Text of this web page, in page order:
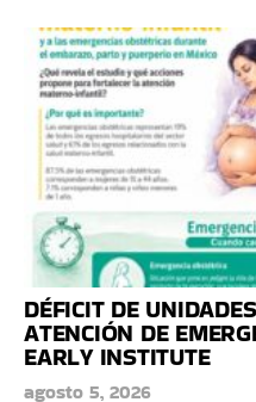
DÉFICIT DE
ATENCIÓN DE
EARLY INSTITUTE
agosto 5, 2026